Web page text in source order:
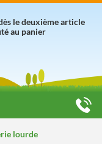
le deuxième article
au panier
lourde